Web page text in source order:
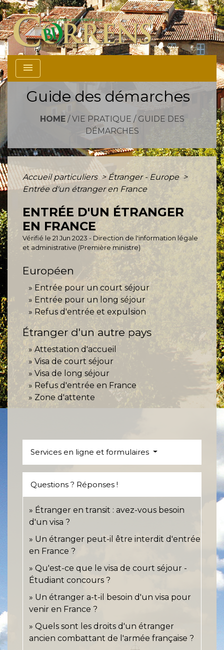
menu
Guide des démarches
HOME/ VIE PRATIQUE / GUIDE DES
DÉMARCHES
Accueil particuliers> Étranger - Europe >
Entrée d'un étranger en France
ENTRÉE D'UN ÉTRANGER
EN FRANCE
Vérifié le 21 Jun 2023 - Direction de l'information légale
et administrative (Première ministre)
Européen
Entrée pour un court séjour
Entrée pour un long séjour
Refus d'entrée et expulsion
Étranger d'un autre pays
Attestation d'accueil
Visa de court séjour
Visa de long séjour
Refus d'entrée en France
Zone d'attente
Services en ligne et formulaires
Questions ? Réponses !
Étranger en transit : avez-vous besoin
d'un visa ?
Un étranger peut-il être interdit d'entrée
en France ?
Qu'est-ce que le visa de court séjour -
Étudiant concours ?
Un étranger a-t-il besoin d'un visa pour
venir en France ?
Quels sont les droits d'un étranger
ancien combattant de l'armée française ?